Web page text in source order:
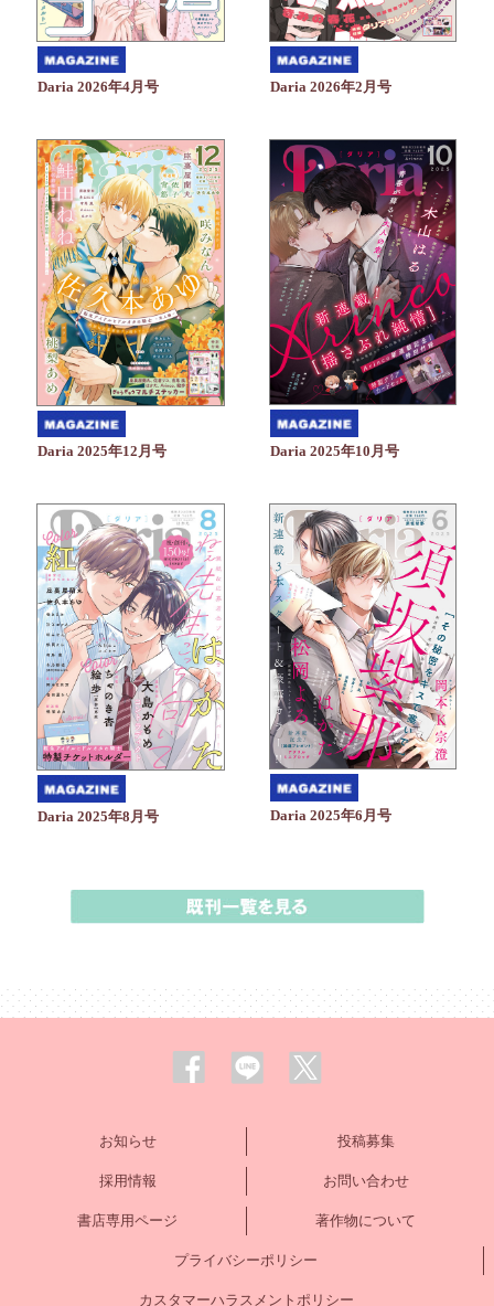
Daria 2026年4月号 Daria 2026年2月号
Daria 2025年12月号 Daria 2025年10月号
Daria 2025年8月号 Daria 2025年6月号
お知らせ 投稿募集
採用情報 お問い合わせ
書店専用ページ 著作物について
プライバシーポリシー
カスタマーハラスメントポリシー